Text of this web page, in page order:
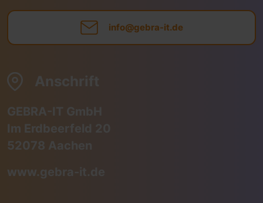
info@gebra-it.de
Anschrift
GEBRA-IT GmbH
Im Erdbeerfeld 20
52078 Aachen
www.gebra-it.de